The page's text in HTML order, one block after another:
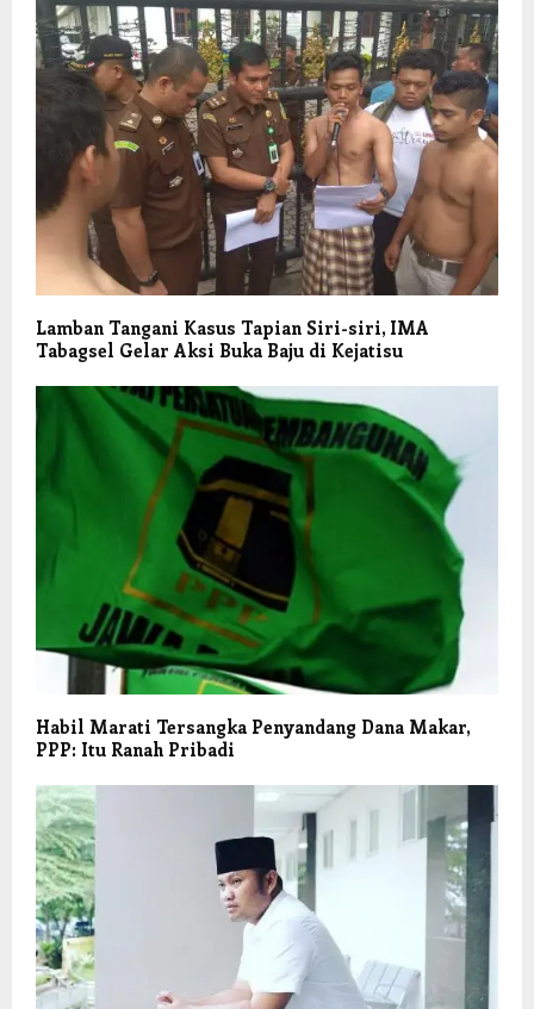
Lamban Tangani Kasus Tapian Siri-siri, IMA
Tabagsel Gelar Aksi Buka Baju di Kejatisu
Habil Marati Tersangka Penyandang Dana Makar,
PPP: Itu Ranah Pribadi